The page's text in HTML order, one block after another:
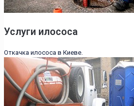
Услуги илососа
Откачка илососа в Киеве.